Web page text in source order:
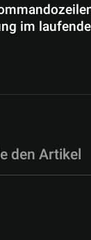
im
den Artikel